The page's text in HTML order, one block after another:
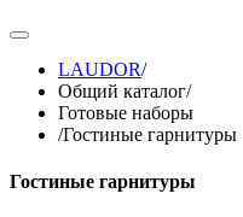
LAUDOR/
Общий каталог/
Готовые наборы
/Гостиные гарнитуры
Гостиные гарнитуры